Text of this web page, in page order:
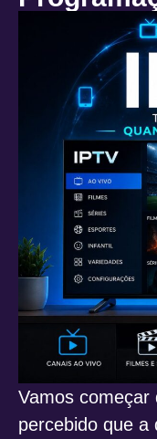
Vamos começar
percebido que a